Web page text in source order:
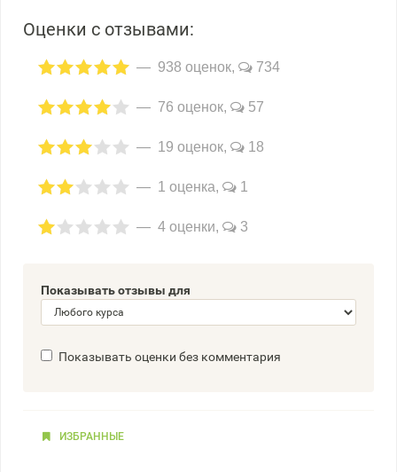
Оценки с отзывами:
938 оценок, 734
76 оценок, 57
19 оценок, 18
1 оценка, 1
4 оценки, 3
Показывать отзывы для
Показывать оценки без комментария
ИЗБРАННЫЕ